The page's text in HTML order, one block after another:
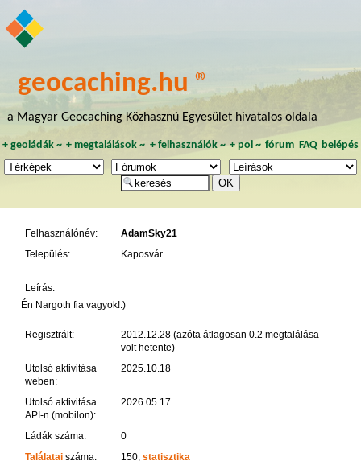
geocaching.hu ®
a Magyar Geocaching Közhasznú Egyesület hivatalos oldala
+ geoládák~ +megtalálások ~ + felhasználók~ + poi~ fórum FAQ belépés
Felhasználónév:
AdamSky21
Település:
Kaposvár
Leírás:
Én Nargoth fia vagyok!:)
Regisztrált:
2012.12.28 (azóta átlagosan 0.2 megtalálása
volt hetente)
Utolsó aktivitása
weben:
2025.10.18
Utolsó aktivitása
API-n (mobilon):
2026.05.17
Ládák száma:
0
Találataiszáma: 150, statisztika